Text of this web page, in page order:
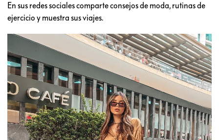
En sus redes sociales comparte consejos de moda, rutinas de
ejercicio y muestra sus viajes.